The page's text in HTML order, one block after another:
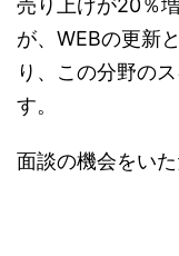
売り上げが20％
が、WEBの更新
り、この分野の
す。
面談の機会をい